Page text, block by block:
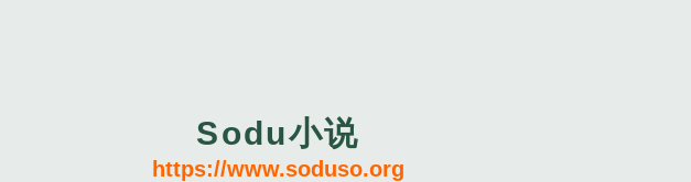
Sodu小说
https://www.soduso.org